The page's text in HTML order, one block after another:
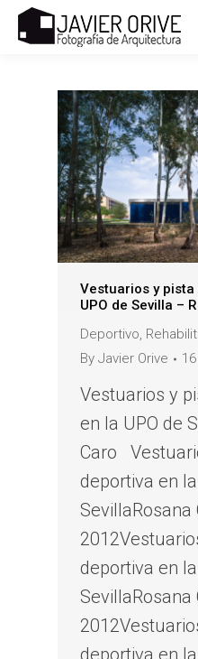
Vestuarios y
UPO de Sevilla –
Deportivo,
By Javier Orive
Vestuarios y
en la UPO de
Caro
deportiva en
deportiva en